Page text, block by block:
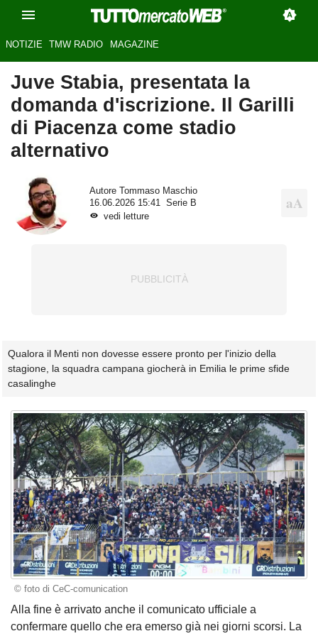
NOTIZIE TMW RADIO MAGAZINE
Juve Stabia, presentata la
domanda d'iscrizione. Il Garilli
di Piacenza come stadio
alternativo
Autore
Tommaso Maschio
16.06.2026 15:41
Serie B
vedi letture
Qualora il Menti non dovesse essere pronto per l'inizio della
stagione, la squadra campana giocherà in Emilia le prime sfide
casalinghe
© foto di CeC-comunication
Alla fine è arrivato anche il comunicato ufficiale a
confermare quello che era emerso già nei giorni scorsi. La